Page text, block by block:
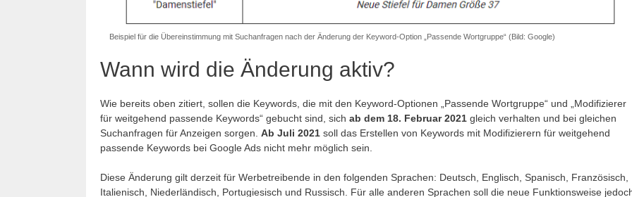
Beispiel für die Übereinstimmung mit Suchanfragen nach der Änderung der Keyword-Option „Passende Wortgruppe“ (Bild: Google)
Wann wird die Änderung aktiv?
Wie bereits oben zitiert, sollen die Keywords, die mit den Keyword-Optionen „Passende Wortgruppe“ und „Modifizierer
für weitgehend passende Keywords“ gebucht sind, sich ab dem 18. Februar 2021 gleich verhalten und bei gleichen
Suchanfragen für Anzeigen sorgen. Ab Juli 2021 soll das Erstellen von Keywords mit Modifizierern für weitgehend
passende Keywords bei Google Ads nicht mehr möglich sein.
Diese Änderung gilt derzeit für Werbetreibende in den folgenden Sprachen: Deutsch, Englisch, Spanisch, Französisch,
Italienisch, Niederländisch, Portugiesisch und Russisch. Für alle anderen Sprachen soll die neue Funktionsweise